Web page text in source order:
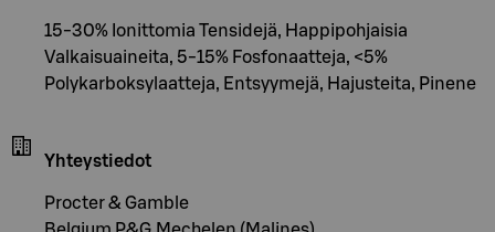
15-30% Ionittomia Tensidejä, Happipohjaisia
Valkaisuaineita, 5-15% Fosfonaatteja, <5%
Polykarboksylaatteja, Entsyymejä, Hajusteita, Pinene
Yhteystiedot
Procter & Gamble